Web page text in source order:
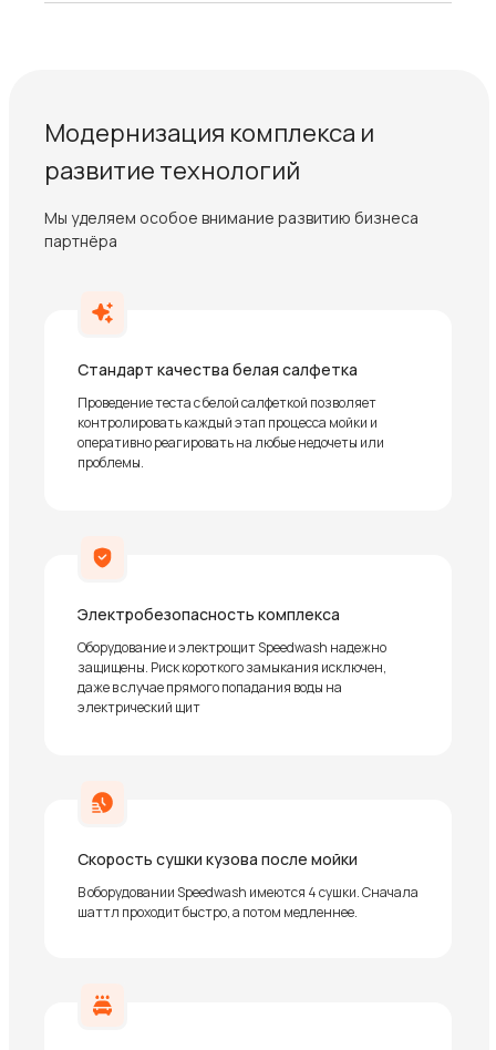
Модернизация комплекса и
развитие технологий
Мы уделяем особое внимание развитию бизнеса
партнёра
Электробезопасность комплекса
Оборудование и электрощит Speedwash надежно
защищены. Риск короткого замыкания исключен,
даже в случае прямого попадания воды на
электрический щит
Скорость сушки кузова после мойки
В оборудовании Speedwash имеются 4 сушки. Сначала
шаттл проходит быстро, а потом медленнее.
Стандарт качества белая салфетка
Проведение теста с белой салфеткой позволяет
контролировать каждый этап процесса мойки и
оперативно реагировать на любые недочеты или
проблемы.